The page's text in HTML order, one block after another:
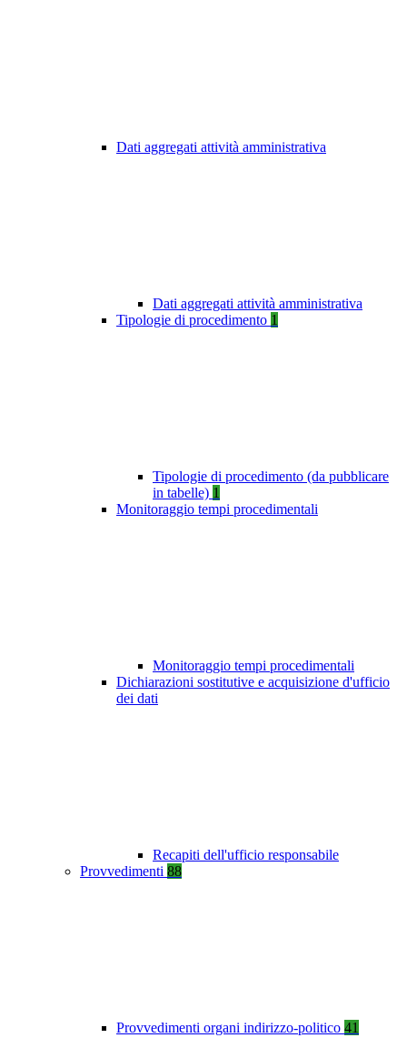
Dati aggregati attività amministrativa
Dati aggregati attività amministrativa
Tipologie di procedimento 1
Tipologie di procedimento (da pubblicare
in tabelle) 1
Monitoraggio tempi procedimentali
Monitoraggio tempi procedimentali
Dichiarazioni sostitutive e acquisizione d'ufficio
dei dati
Recapiti dell'ufficio responsabile
Provvedimenti 88
Provvedimenti organi indirizzo-politico 41